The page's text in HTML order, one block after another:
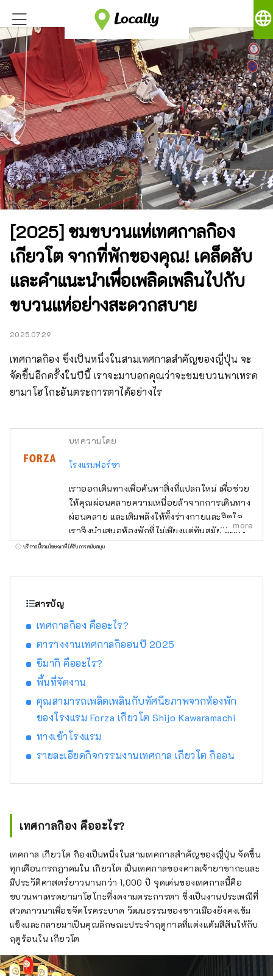
language
[2025] ชมขบวนแห่เทศกาลกิอง
เกียวโต จากที่พักของคุณ! เคล็ดลับ
และคำแนะนำเพื่อเพลิดเพลินไปกับ
ขบวนแห่อย่างสะดวกสบาย
2025.07.29
เทศกาลกิอง ซึ่งเป็นหนึ่งในสามเทศกาลสำคัญของญี่ปุ่น จะ
จัดขึ้นอีกครั้งในปีนี้ เราจะมาบอกคุณว่าจะชมขบวนพาเหรด
ยามาโฮโกะอันตระการตาได้อย่างไร
บทความโดย
โรงแรมฟอร์ซา
เราออกเดินทางเพื่อค้นหาสิ่งที่แปลกใหม่ เพื่อช่วย
ให้คุณผ่อนคลายความเหนื่อยล้าจากการเดินทาง
ผ่อนคลาย และเติมพลังให้ทั้งร่างกายและจิตใจ
เราจึงนำเสนอห้องพักที่ไม่เพียงแต่ทันสมัย ​​แต่ยัง
ใช้งานง่ายและสะดวกสบาย ภายใต้แนวคิด
more
บริการนี้รวมโฆษณาที่ได้รับการสนับสนุน
สารบัญ
เทศกาลกิอง คืออะไร?
ตารางงานเทศกาลกิออนปี 2025
ชิมากิ คืออะไร?
พื้นที่จัดงาน
คุณสามารถเพลิดเพลินกับทัศนียภาพจากห้องพัก
ของโรงแรม Forza เกียวโต Shijo Kawaramachi
ทางเข้าโรงแรม
รายละเอียดกิจกรรมงานเทศกาล เกียวโต กิออน
เทศกาลกิอง คืออะไร?
เทศกาล เกียวโต กิองเป็นหนึ่งในสามเทศกาลสำคัญของญี่ปุ่น จัดขึ้น
ทุกเดือนกรกฎาคมใน เกียวโต เป็นเทศกาลของศาลเจ้ายาซากะและ
มีประวัติศาสตร์ยาวนานกว่า 1,000 ปี จุดเด่นของเทศกาลนี้คือ
ขบวนพาเหรดยามาโฮโกะที่งดงามตระการตา ซึ่งเป็นงานประเพณีที่
สวดภาวนาเพื่อขจัดโรคระบาด วัฒนธรรมของชาวเมืองยังคงเข้ม
แข็งและกลายมาเป็นคุณลักษณะประจำฤดูกาลที่แต่งแต้มสีสันให้กับ
ฤดูร้อนใน เกียวโต